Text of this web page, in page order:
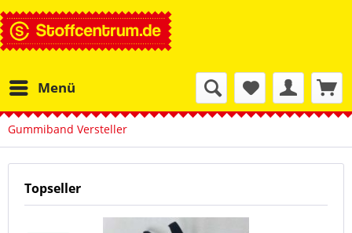
Menü
Gummiband Versteller
Topseller